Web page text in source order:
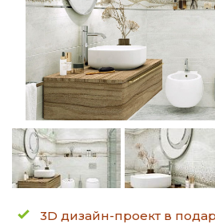
3D дизайн-проект в